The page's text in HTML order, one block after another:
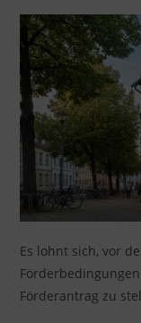
Es lohnt sich, vor
Förderantrag zu